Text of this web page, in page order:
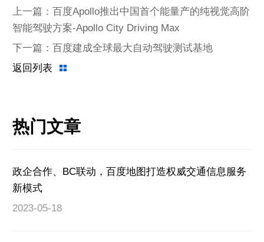
上一篇：百度Apollo推出中国首个能量产的纯视觉高阶
智能驾驶方案-Apollo City Driving Max
返回列表
下一篇：百度建成全球最大自动驾驶测试基地
热门文章
政企合作、BC联动，百度地图打造权威交通信息服务
新模式
2023-05-18